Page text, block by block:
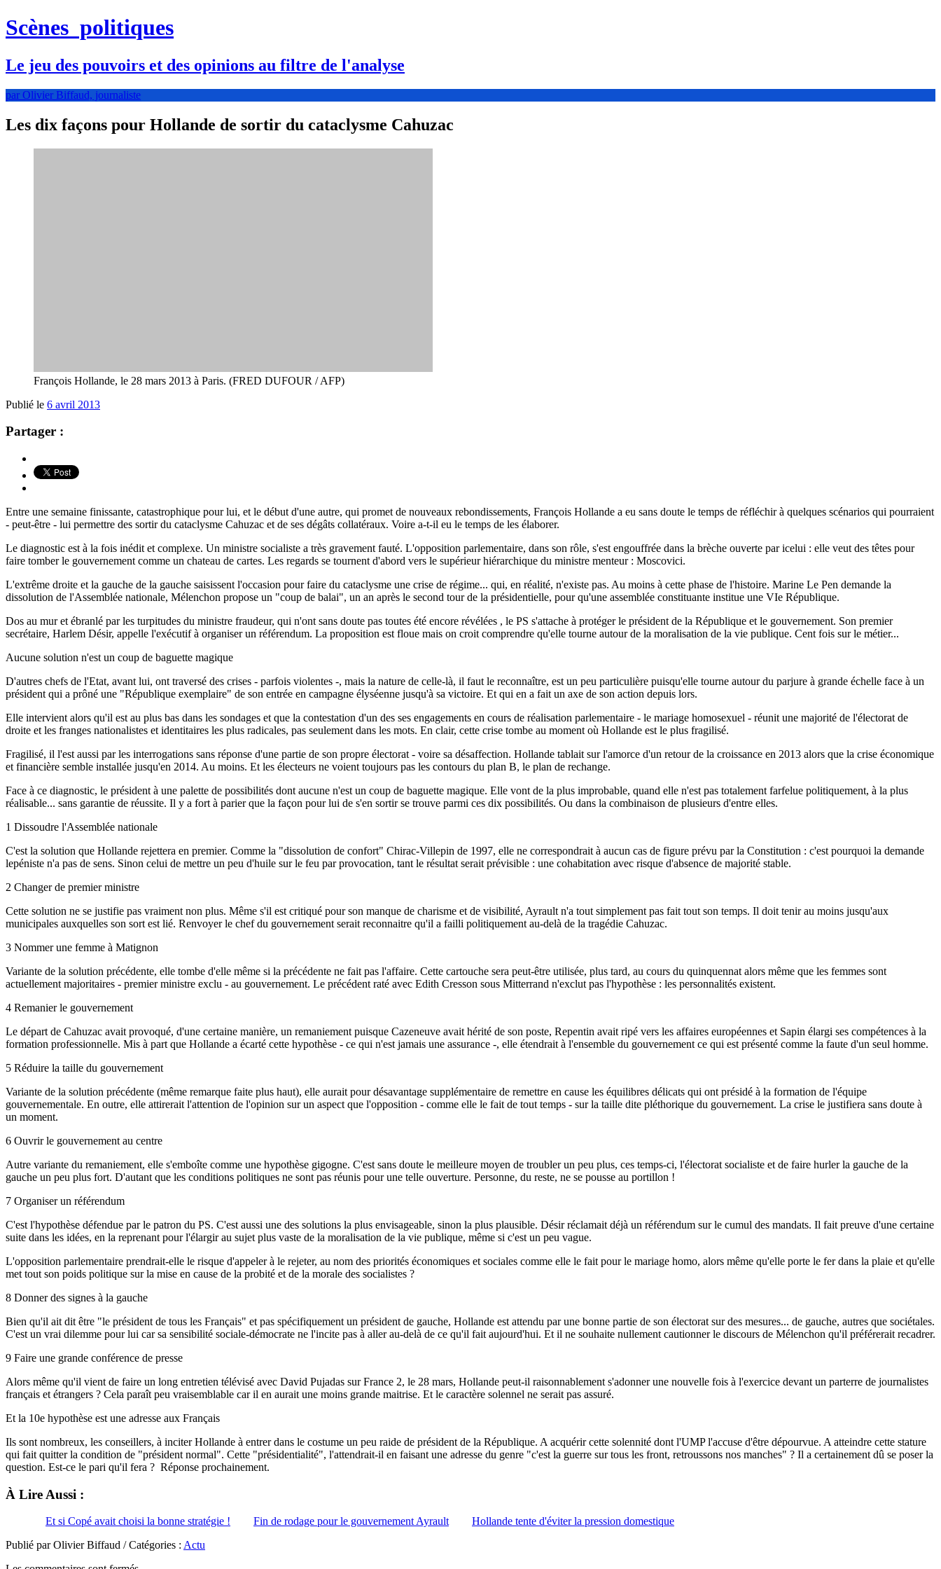
Scènes politiques
Le jeu des pouvoirs et des opinions au filtre de l'analyse
par Olivier Biffaud, journaliste
Les dix façons pour Hollande de sortir du cataclysme Cahuzac
François Hollande, le 28 mars 2013 à Paris. (FRED DUFOUR / AFP)
Publié le 6 avril 2013
Partager :
Entre une semaine finissante, catastrophique pour lui, et le début d'une autre, qui promet de nouveaux rebondissements, François Hollande a eu sans doute le temps de réfléchir à quelques scénarios qui pourraient
- peut-être - lui permettre des sortir du cataclysme Cahuzac et de ses dégâts collatéraux. Voire a-t-il eu le temps de les élaborer.
Le diagnostic est à la fois inédit et complexe. Un ministre socialiste a très gravement fauté. L'opposition parlementaire, dans son rôle, s'est engouffrée dans la brèche ouverte par icelui : elle veut des têtes pour
faire tomber le gouvernement comme un chateau de cartes. Les regards se tournent d'abord vers le supérieur hiérarchique du ministre menteur : Moscovici.
L'extrême droite et la gauche de la gauche saisissent l'occasion pour faire du cataclysme une crise de régime... qui, en réalité, n'existe pas. Au moins à cette phase de l'histoire. Marine Le Pen demande la
dissolution de l'Assemblée nationale, Mélenchon propose un "coup de balai", un an après le second tour de la présidentielle, pour qu'une assemblée constituante institue une VIe République.
Dos au mur et ébranlé par les turpitudes du ministre fraudeur, qui n'ont sans doute pas toutes été encore révélées , le PS s'attache à protéger le président de la République et le gouvernement. Son premier
secrétaire, Harlem Désir, appelle l'exécutif à organiser un référendum. La proposition est floue mais on croit comprendre qu'elle tourne autour de la moralisation de la vie publique. Cent fois sur le métier...
Aucune solution n'est un coup de baguette magique
D'autres chefs de l'Etat, avant lui, ont traversé des crises - parfois violentes -, mais la nature de celle-là, il faut le reconnaître, est un peu particulière puisqu'elle tourne autour du parjure à grande échelle face à un
président qui a prôné une "République exemplaire" de son entrée en campagne élyséenne jusqu'à sa victoire. Et qui en a fait un axe de son action depuis lors.
Elle intervient alors qu'il est au plus bas dans les sondages et que la contestation d'un des ses engagements en cours de réalisation parlementaire - le mariage homosexuel - réunit une majorité de l'électorat de
droite et les franges nationalistes et identitaires les plus radicales, pas seulement dans les mots. En clair, cette crise tombe au moment où Hollande est le plus fragilisé.
Fragilisé, il l'est aussi par les interrogations sans réponse d'une partie de son propre électorat - voire sa désaffection. Hollande tablait sur l'amorce d'un retour de la croissance en 2013 alors que la crise économique
et financière semble installée jusqu'en 2014. Au moins. Et les électeurs ne voient toujours pas les contours du plan B, le plan de rechange.
Face à ce diagnostic, le président à une palette de possibilités dont aucune n'est un coup de baguette magique. Elle vont de la plus improbable, quand elle n'est pas totalement farfelue politiquement, à la plus
réalisable... sans garantie de réussite. Il y a fort à parier que la façon pour lui de s'en sortir se trouve parmi ces dix possibilités. Ou dans la combinaison de plusieurs d'entre elles.
1 Dissoudre l'Assemblée nationale
C'est la solution que Hollande rejettera en premier. Comme la "dissolution de confort" Chirac-Villepin de 1997, elle ne correspondrait à aucun cas de figure prévu par la Constitution : c'est pourquoi la demande
lepéniste n'a pas de sens. Sinon celui de mettre un peu d'huile sur le feu par provocation, tant le résultat serait prévisible : une cohabitation avec risque d'absence de majorité stable.
2 Changer de premier ministre
Cette solution ne se justifie pas vraiment non plus. Même s'il est critiqué pour son manque de charisme et de visibilité, Ayrault n'a tout simplement pas fait tout son temps. Il doit tenir au moins jusqu'aux
municipales auxquelles son sort est lié. Renvoyer le chef du gouvernement serait reconnaitre qu'il a failli politiquement au-delà de la tragédie Cahuzac.
3 Nommer une femme à Matignon
Variante de la solution précédente, elle tombe d'elle même si la précédente ne fait pas l'affaire. Cette cartouche sera peut-être utilisée, plus tard, au cours du quinquennat alors même que les femmes sont
actuellement majoritaires - premier ministre exclu - au gouvernement. Le précédent raté avec Edith Cresson sous Mitterrand n'exclut pas l'hypothèse : les personnalités existent.
4 Remanier le gouvernement
Le départ de Cahuzac avait provoqué, d'une certaine manière, un remaniement puisque Cazeneuve avait hérité de son poste, Repentin avait ripé vers les affaires européennes et Sapin élargi ses compétences à la
formation professionnelle. Mis à part que Hollande a écarté cette hypothèse - ce qui n'est jamais une assurance -, elle étendrait à l'ensemble du gouvernement ce qui est présenté comme la faute d'un seul homme.
5 Réduire la taille du gouvernement
Variante de la solution précédente (même remarque faite plus haut), elle aurait pour désavantage supplémentaire de remettre en cause les équilibres délicats qui ont présidé à la formation de l'équipe
gouvernementale. En outre, elle attirerait l'attention de l'opinion sur un aspect que l'opposition - comme elle le fait de tout temps - sur la taille dite pléthorique du gouvernement. La crise le justifiera sans doute à
un moment.
6 Ouvrir le gouvernement au centre
Autre variante du remaniement, elle s'emboîte comme une hypothèse gigogne. C'est sans doute le meilleure moyen de troubler un peu plus, ces temps-ci, l'électorat socialiste et de faire hurler la gauche de la
gauche un peu plus fort. D'autant que les conditions politiques ne sont pas réunis pour une telle ouverture. Personne, du reste, ne se pousse au portillon !
7 Organiser un référendum
C'est l'hypothèse défendue par le patron du PS. C'est aussi une des solutions la plus envisageable, sinon la plus plausible. Désir réclamait déjà un référendum sur le cumul des mandats. Il fait preuve d'une certaine
suite dans les idées, en la reprenant pour l'élargir au sujet plus vaste de la moralisation de la vie publique, même si c'est un peu vague.
L'opposition parlementaire prendrait-elle le risque d'appeler à le rejeter, au nom des priorités économiques et sociales comme elle le fait pour le mariage homo, alors même qu'elle porte le fer dans la plaie et qu'elle
met tout son poids politique sur la mise en cause de la probité et de la morale des socialistes ?
8 Donner des signes à la gauche
Bien qu'il ait dit être "le président de tous les Français" et pas spécifiquement un président de gauche, Hollande est attendu par une bonne partie de son électorat sur des mesures... de gauche, autres que sociétales.
C'est un vrai dilemme pour lui car sa sensibilité sociale-démocrate ne l'incite pas à aller au-delà de ce qu'il fait aujourd'hui. Et il ne souhaite nullement cautionner le discours de Mélenchon qu'il préférerait recadrer.
9 Faire une grande conférence de presse
Alors même qu'il vient de faire un long entretien télévisé avec David Pujadas sur France 2, le 28 mars, Hollande peut-il raisonnablement s'adonner une nouvelle fois à l'exercice devant un parterre de journalistes
français et étrangers ? Cela paraît peu vraisemblable car il en aurait une moins grande maitrise. Et le caractère solennel ne serait pas assuré.
Et la 10e hypothèse est une adresse aux Français
Ils sont nombreux, les conseillers, à inciter Hollande à entrer dans le costume un peu raide de président de la République. A acquérir cette solennité dont l'UMP l'accuse d'être dépourvue. A atteindre cette stature
qui fait quitter la condition de "président normal". Cette "présidentialité", l'attendrait-il en faisant une adresse du genre "c'est la guerre sur tous les front, retroussons nos manches" ? Il a certainement dû se poser la
question. Est-ce le pari qu'il fera ? Réponse prochainement.
À Lire Aussi :
Et si Copé avait choisi la bonne stratégie ! Fin de rodage pour le gouvernement Ayrault
Hollande tente d'éviter la pression domestique
Publié par Olivier Biffaud / Catégories : Actu